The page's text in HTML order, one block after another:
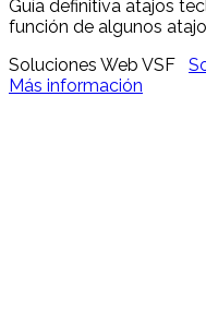
Guía definitiva atajos
función de algunos
Soluciones Web VSF
Más información